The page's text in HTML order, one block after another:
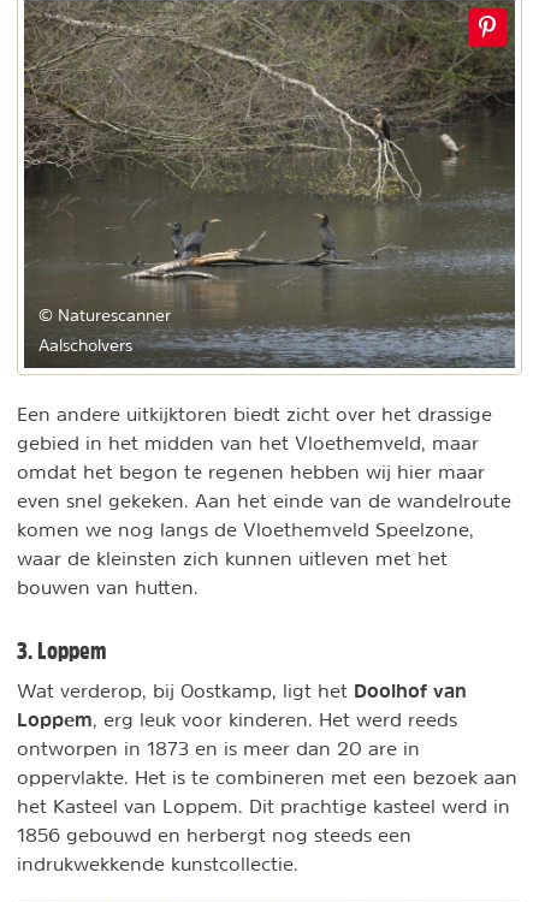
© Naturescanner
Aalscholvers
Een andere uitkijktoren biedt zicht over het drassige
gebied in het midden van het Vloethemveld, maar
omdat het begon te regenen hebben wij hier maar
even snel gekeken. Aan het einde van de wandelroute
komen we nog langs de Vloethemveld Speelzone,
waar de kleinsten zich kunnen uitleven met het
bouwen van hutten.
3. Loppem
Wat verderop, bij Oostkamp, ligt het Doolhof van
Loppem , erg leuk voor kinderen. Het werd reeds
ontworpen in 1873 en is meer dan 20 are in
oppervlakte. Het is te combineren met een bezoek aan
het Kasteel van Loppem. Dit prachtige kasteel werd in
1856 gebouwd en herbergt nog steeds een
indrukwekkende kunstcollectie.